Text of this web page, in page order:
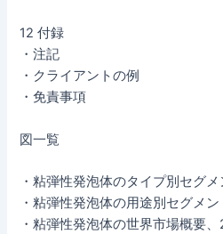
12 付録
・注記
・クライアントの例
・免責事項
図一覧
・粘弾性発泡体のタイプ別セグメ
・粘弾性発泡体の用途別セグメン
・粘弾性発泡体の世界市場概要